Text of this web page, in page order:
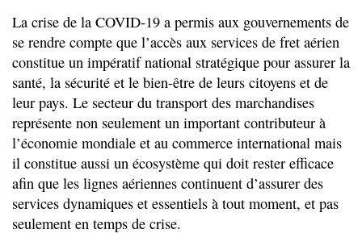
La crise de la COVID-19 a permis aux gouvernements de
se rendre compte que l’accès aux services de fret aérien
constitue un impératif national stratégique pour assurer la
santé, la sécurité et le bien-être de leurs citoyens et de
leur pays. Le secteur du transport des marchandises
représente non seulement un important contributeur à
l’économie mondiale et au commerce international mais
il constitue aussi un écosystème qui doit rester efficace
afin que les lignes aériennes continuent d’assurer des
services dynamiques et essentiels à tout moment, et pas
seulement en temps de crise.